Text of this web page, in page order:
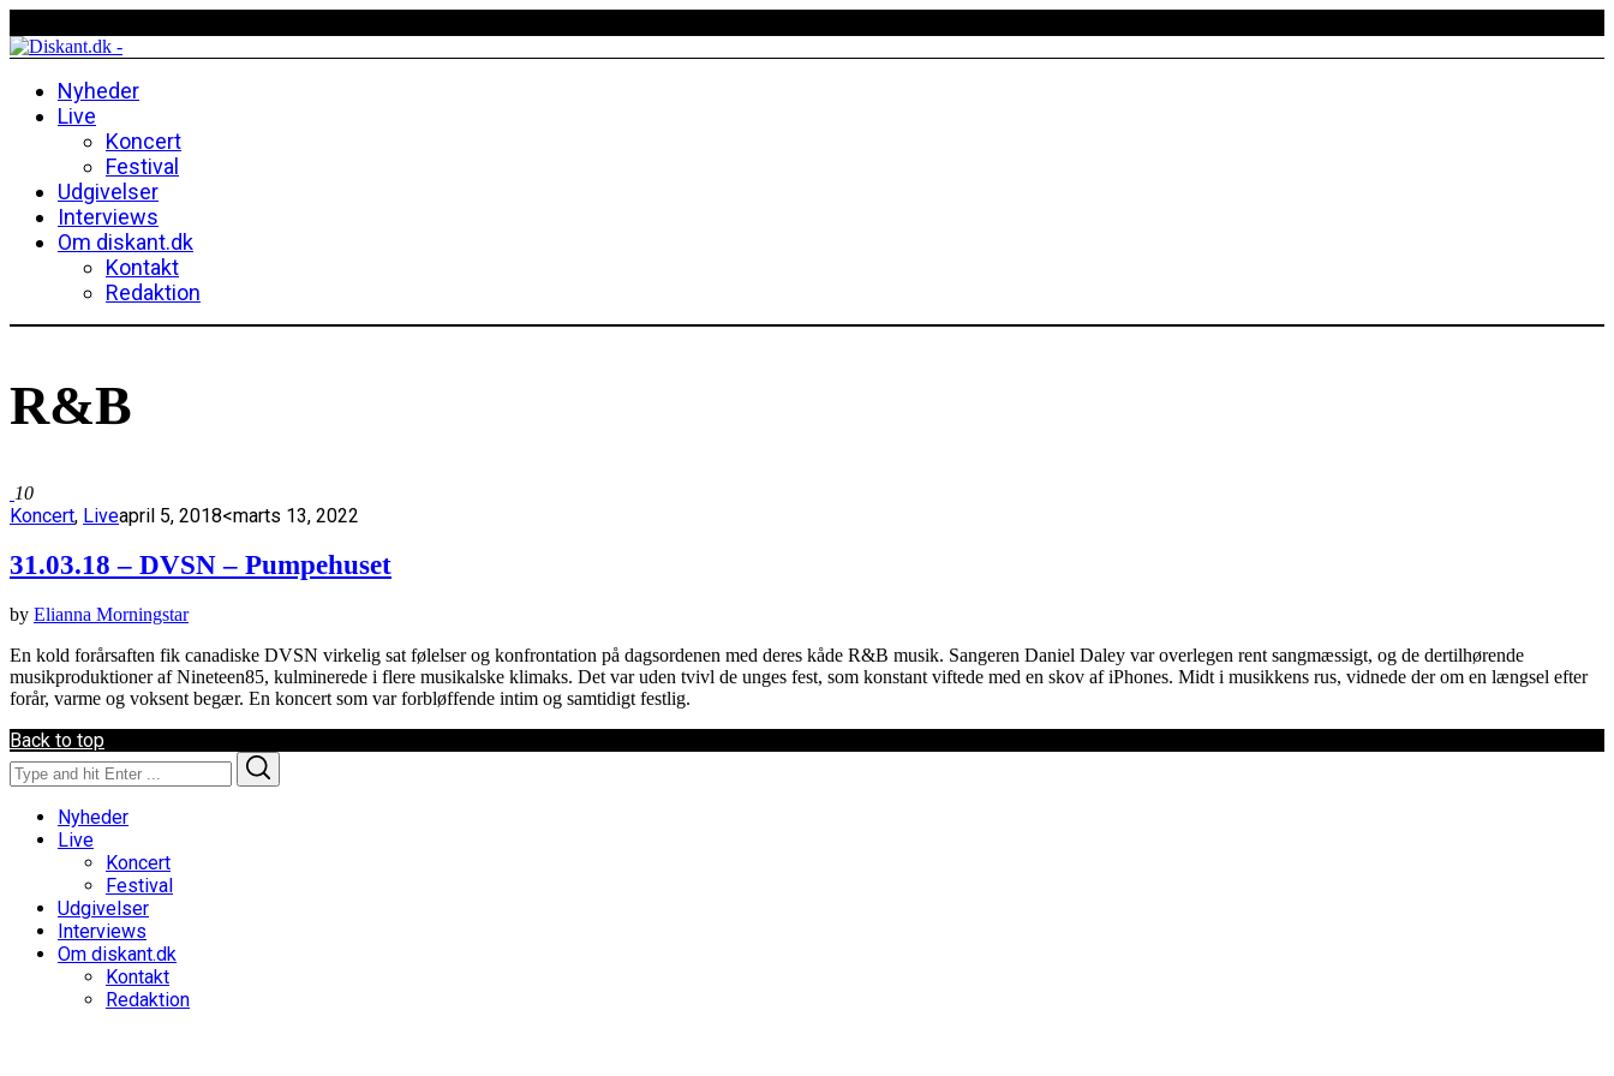
Nyheder
Live
Koncert
Festival
Udgivelser
Interviews
Om diskant.dk
Kontakt
Redaktion
R&b
10
Koncert, Liveapril 5, 2018<marts 13, 2022
31.03.18 – DVSN – Pumpehuset
by Elianna Morningstar
En kold forårsaften fik canadiske DVSN virkelig sat følelser og konfrontation på dagsordenen med deres kåde R&B musik. Sangeren Daniel Daley var overlegen rent sangmæssigt, og de dertilhørende
musikproduktioner af Nineteen85, kulminerede i flere musikalske klimaks. Det var uden tvivl de unges fest, som konstant viftede med en skov af iPhones. Midt i musikkens rus, vidnede der om en længsel efter
forår, varme og voksent begær. En koncert som var forbløffende intim og samtidigt festlig.
Back to top
Search
for:
Nyheder
Live
Koncert
Festival
Udgivelser
Interviews
Om diskant.dk
Kontakt
Redaktion